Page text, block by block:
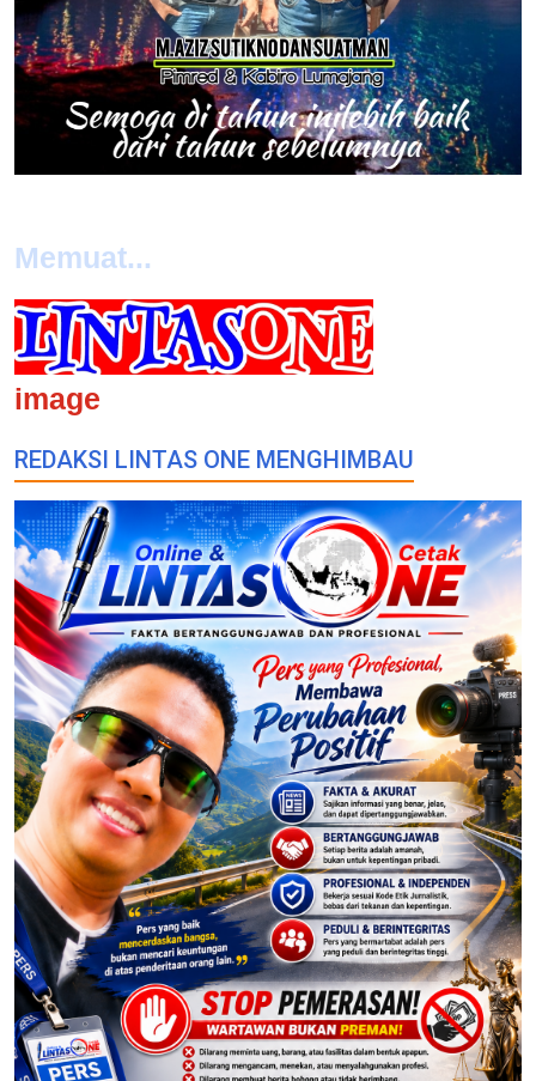
Memuat...
image
REDAKSI LINTAS ONE MENGHIMBAU